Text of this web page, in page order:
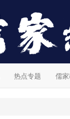
热点专题 儒